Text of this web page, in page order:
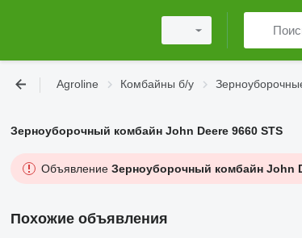
Agroline Комбайны б/у
Зерноуборочный комбайн John Deere 9660 STS
Объявление Зерноуборочный комбайн John
Похожие объявления